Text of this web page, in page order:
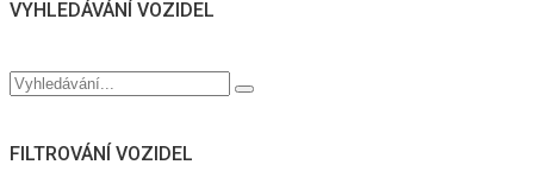
VYHLEDÁVÁNÍ VOZIDEL
FILTROVÁNÍ VOZIDEL